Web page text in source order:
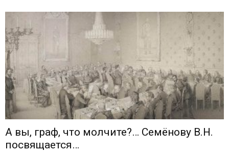
А вы, граф, что молчите?… Семёнову В.Н.
посвящается…